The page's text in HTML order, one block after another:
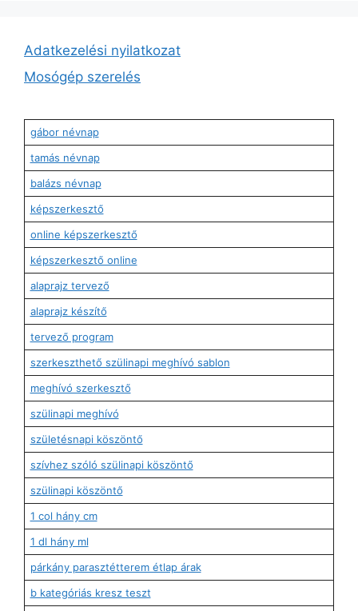
Adatkezelési nyilatkozat
Mosógép szerelés
gábor névnap
tamás névnap
balázs névnap
képszerkesztő
online képszerkesztő
képszerkesztő online
alaprajz tervező
alaprajz készítő
tervező program
szerkeszthető szülinapi meghívó sablon
meghívó szerkesztő
szülinapi meghívó
születésnapi köszöntő
szívhez szóló szülinapi köszöntő
szülinapi köszöntő
1 col hány cm
1 dl hány ml
párkány parasztétterem étlap árak
b kategóriás kresz teszt